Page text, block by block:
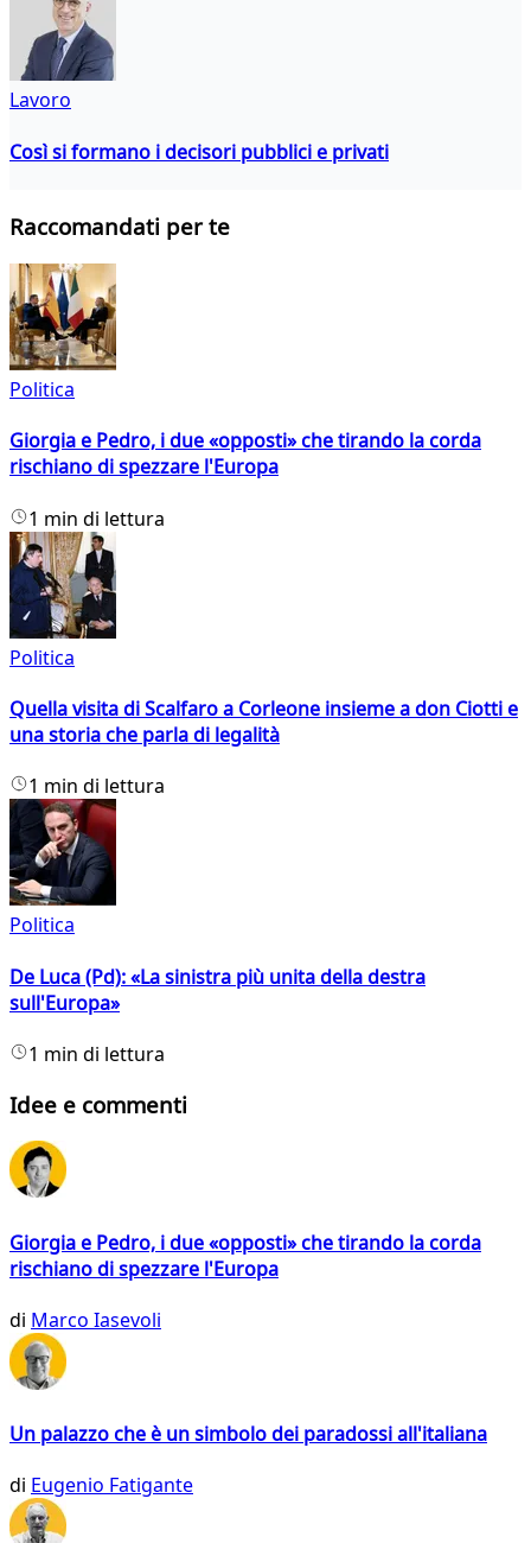
Lavoro
Così si formano i decisori pubblici e privati
Raccomandati per te
Politica
Giorgia e Pedro, i due «opposti» che tirando la corda
rischiano di spezzare l'Europa
1 min di lettura
Politica
Quella visita di Scalfaro a Corleone insieme a don Ciotti e
una storia che parla di legalità
1 min di lettura
Politica
De Luca (Pd): «La sinistra più unita della destra
sull'Europa»
1 min di lettura
Idee e commenti
Giorgia e Pedro, i due «opposti» che tirando la corda
rischiano di spezzare l'Europa
di Marco Iasevoli
Un palazzo che è un simbolo dei paradossi all'italiana
di Eugenio Fatigante